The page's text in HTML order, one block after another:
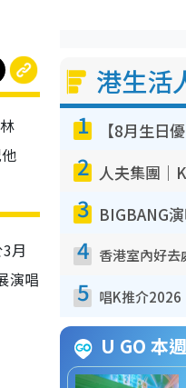
月
演唱
港生活
1
2
3
4
5
U GO 本